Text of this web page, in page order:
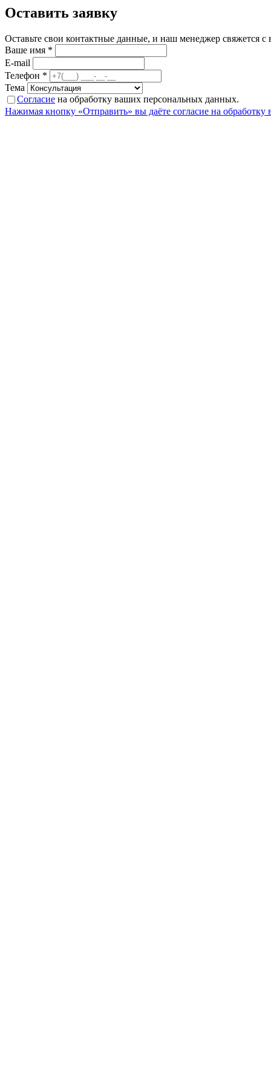
Оставить заявку
Оставьте свои контактные данные, и наш менеджер свяжется
Ваше имя *
E-mail
Телефон *
Тема
Согласие на обработку ваших персональных данных.
Нажимая кнопку «Отправить» вы даёте согласие на